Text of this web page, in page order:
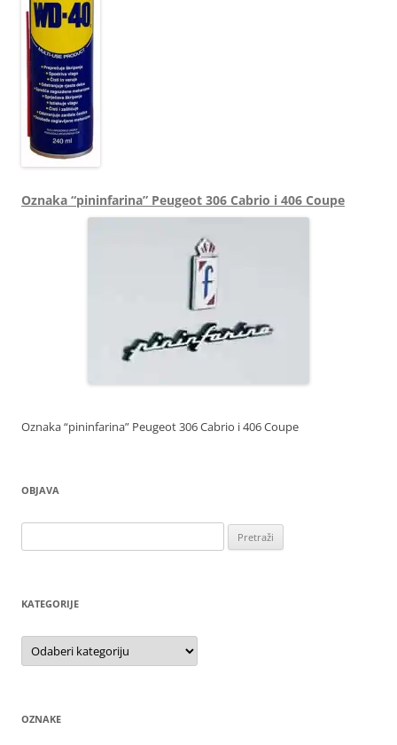
Oznaka “pininfarina” Peugeot 306 Cabrio i 406 Coupe
Oznaka “pininfarina” Peugeot 306 Cabrio i 406 Coupe
OBJAVA
KATEGORIJE
Kategorije
OZNAKE